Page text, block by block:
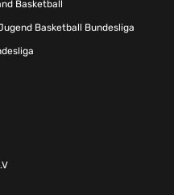
Basketball
Basketball Bundesliga